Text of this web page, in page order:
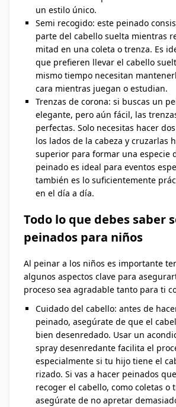
un estilo único.
Semi recogido: este peinado
parte del cabello suelta mientras
mitad en una coleta o trenza. Es
que prefieren llevar el cabello
mismo tiempo necesitan
cara mientras juegan o estudian.
Trenzas de corona: si buscas un
elegante, pero aún fácil, las
perfectas. Solo necesitas hacer
los lados de la cabeza y cruzarlas
superior para formar una especie
peinado es ideal para eventos
también es lo suficientemente
en el día a día.
Todo lo que debes saber
peinados para niños
Al peinar a los niños es importante
algunos aspectos clave para
proceso sea agradable tanto para ti
Cuidado del cabello: antes de
peinado, asegúrate de que el
bien desenredado. Usar un
spray desenredante facilita el
especialmente si tu hijo tiene el
rizado. Si vas a hacer peinados
recoger el cabello, como coletas o
asegúrate de no apretar